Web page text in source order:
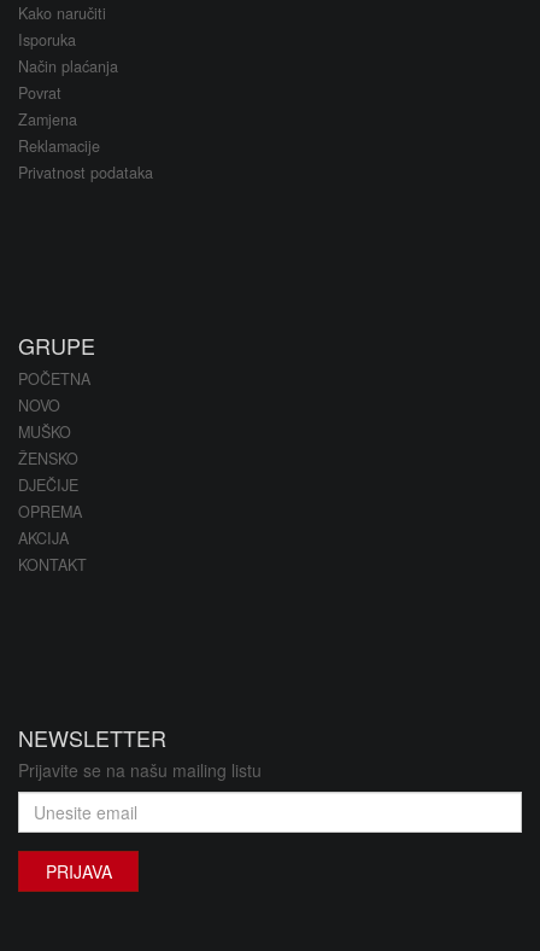
Kako naručiti
Isporuka
Način plaćanja
Povrat
Zamjena
Reklamacije
Privatnost podataka
GRUPE
POČETNA
NOVO
MUŠKO
ŽENSKO
DJEČIJE
OPREMA
AKCIJA
KONTAKT
NEWSLETTER
Prijavite se na našu mailing listu
PRIJAVA